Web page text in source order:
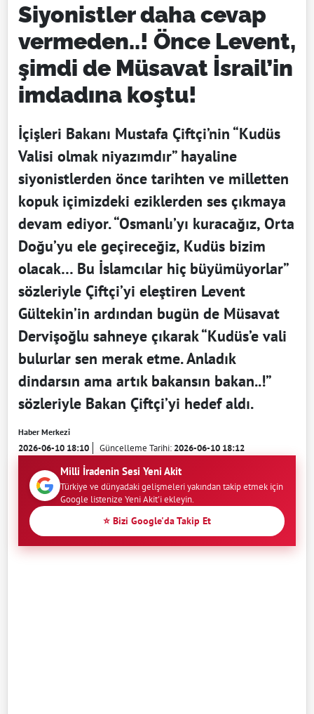
Siyonistler daha cevap
vermeden..! Önce Levent,
şimdi de Müsavat İsrail’in
imdadına koştu!
İçişleri Bakanı Mustafa Çiftçi’nin “Kudüs
Valisi olmak niyazımdır” hayaline
siyonistlerden önce tarihten ve milletten
kopuk içimizdeki eziklerden ses çıkmaya
devam ediyor. “Osmanlı’yı kuracağız, Orta
Doğu’yu ele geçireceğiz, Kudüs bizim
olacak… Bu İslamcılar hiç büyümüyorlar”
sözleriyle Çiftçi’yi eleştiren Levent
Gültekin’in ardından bugün de Müsavat
Dervişoğlu sahneye çıkarak “Kudüs’e vali
bulurlar sen merak etme. Anladık
dindarsın ama artık bakansın bakan..!”
sözleriyle Bakan Çiftçi’yi hedef aldı.
Haber Merkezi
2026-06-10 18:10 Güncelleme Tarihi:2026-06-10 18:12
Milli İradenin Sesi Yeni Akit
Türkiye ve dünyadaki gelişmeleri yakından takip etmek için
Google listenize Yeni Akit'i ekleyin.
⭐ Bizi Google'da Takip Et